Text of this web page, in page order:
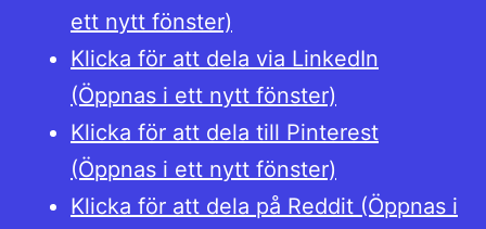
ett nytt fönster)
Klicka för att dela via LinkedIn
(Öppnas i ett nytt fönster)
Klicka för att dela till Pinterest
(Öppnas i ett nytt fönster)
Klicka för att dela på Reddit (Öppnas i